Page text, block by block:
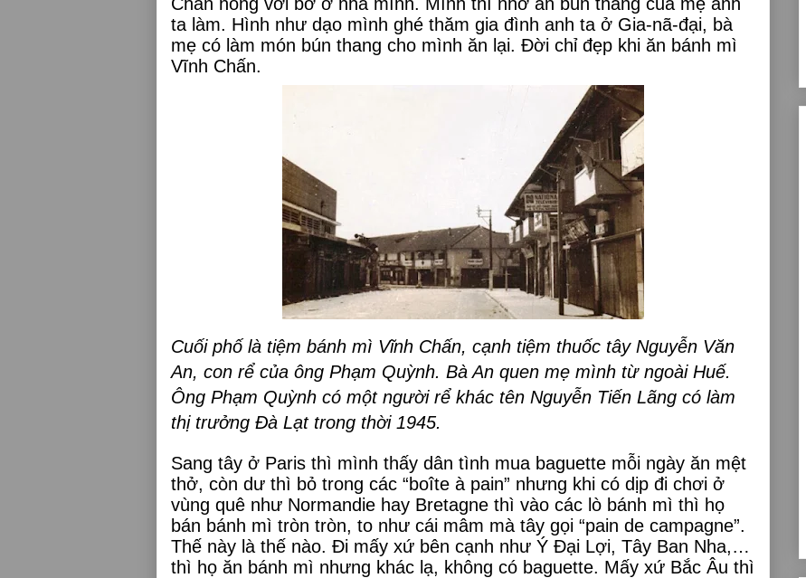
ta làm. Hình như dạo mình ghé thăm gia đình anh ta ở Gia-nã-đại, bà
mẹ có làm món bún thang cho mình ăn lại. Đời chỉ đẹp khi ăn bánh mì
Vĩnh Chấn.
Cuối phố là tiệm bánh mì Vĩnh Chấn, cạnh tiệm thuốc tây Nguyễn Văn
An, con rể của ông Phạm Quỳnh. Bà An quen mẹ mình từ ngoài Huế.
Ông Phạm Quỳnh có một người rể khác tên Nguyễn Tiến Lãng có làm
thị trưởng Đà Lạt trong thời 1945.
Sang tây ở Paris thì mình thấy dân tình mua baguette mỗi ngày ăn mệt
thở, còn dư thì bỏ trong các “boîte à pain” nhưng khi có dịp đi chơi ở
vùng quê như Normandie hay Bretagne thì vào các lò bánh mì thì họ
bán bánh mì tròn tròn, to như cái mâm mà tây gọi “pain de campagne”.
Thế này là thế nào. Đi mấy xứ bên cạnh như Ý Đại Lợi, Tây Ban Nha,…
thì họ ăn bánh mì nhưng khác lạ, không có baguette. Mấy xứ Bắc Âu thì